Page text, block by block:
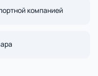
компанией